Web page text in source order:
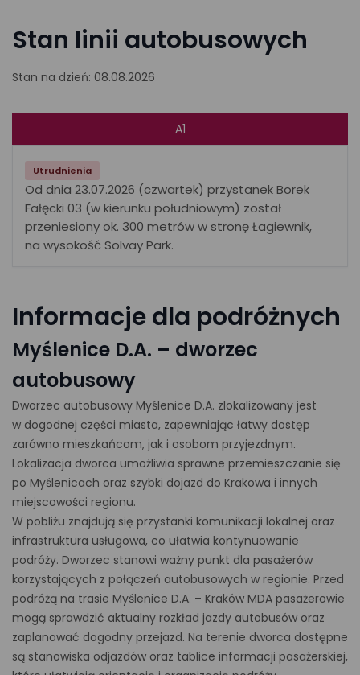
Stan linii autobusowych
Stan na dzień: 08.08.2026
A1
Utrudnienia
Od dnia 23.07.2026 (czwartek) przystanek Borek
Fałęcki 03 (w kierunku południowym) został
przeniesiony ok. 300 metrów w stronę Łagiewnik,
na wysokość Solvay Park.
Informacje dla podróżnych
Myślenice D.A. – dworzec
autobusowy
Dworzec autobusowy Myślenice D.A. zlokalizowany jest
w dogodnej części miasta, zapewniając łatwy dostęp
zarówno mieszkańcom, jak i osobom przyjezdnym.
Lokalizacja dworca umożliwia sprawne przemieszczanie się
po Myślenicach oraz szybki dojazd do Krakowa i innych
miejscowości regionu.
W pobliżu znajdują się przystanki komunikacji lokalnej oraz
infrastruktura usługowa, co ułatwia kontynuowanie
podróży. Dworzec stanowi ważny punkt dla pasażerów
korzystających z połączeń autobusowych w regionie. Przed
podróżą na trasie Myślenice D.A. – Kraków MDA pasażerowie
mogą sprawdzić aktualny rozkład jazdy autobusów oraz
zaplanować dogodny przejazd. Na terenie dworca dostępne
są stanowiska odjazdów oraz tablice informacji pasażerskiej,